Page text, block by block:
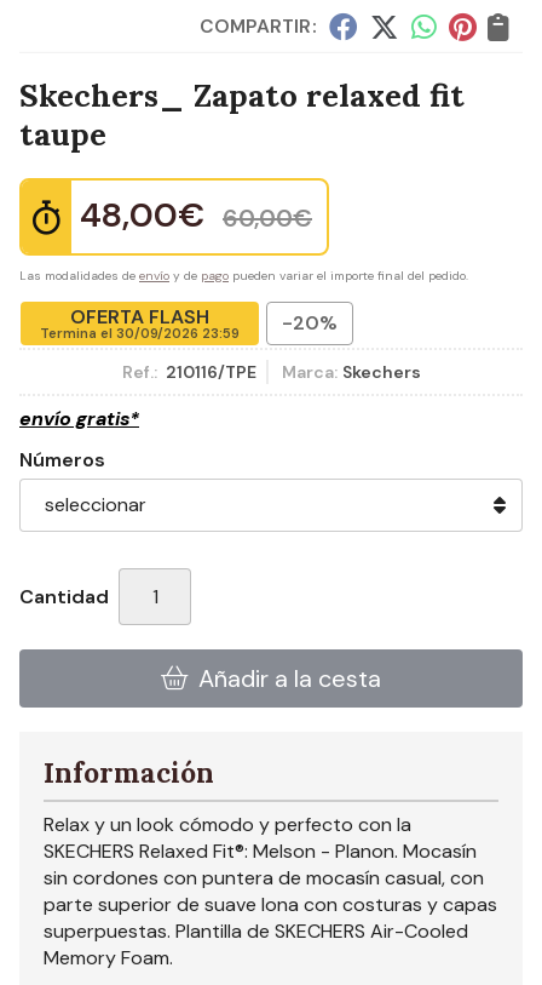
COMPARTIR:
Skechers_ Zapato relaxed fit
taupe
48,00€ 60,00€
Las modalidades de envío y de pago pueden variar el importe final del pedido.
OFERTA FLASH
Termina el 30/09/2026 23:59 -20%
Ref.: 210116/TPE Marca: Skechers
envío gratis*
Números
Cantidad
Añadir a la cesta
Información
Relax y un look cómodo y perfecto con la
SKECHERS Relaxed Fit®: Melson - Planon. Mocasín
sin cordones con puntera de mocasín casual, con
parte superior de suave lona con costuras y capas
superpuestas. Plantilla de SKECHERS Air-Cooled
Memory Foam.